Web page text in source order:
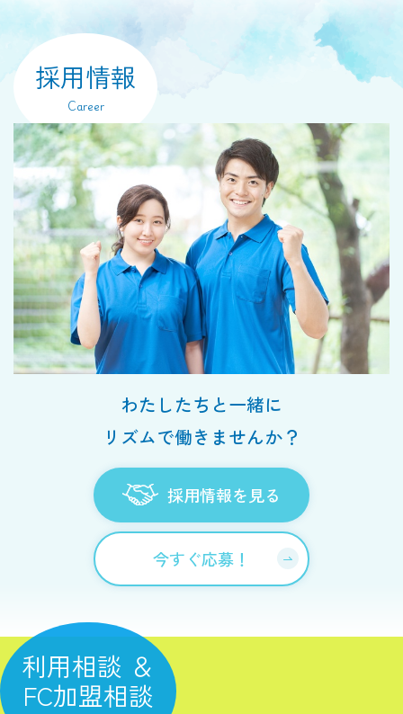
採用情報
Career
わたしたちと一緒に
リズムで働きませんか？
採用情報を見る
今すぐ応募！
利用相談 ＆
FC加盟相談